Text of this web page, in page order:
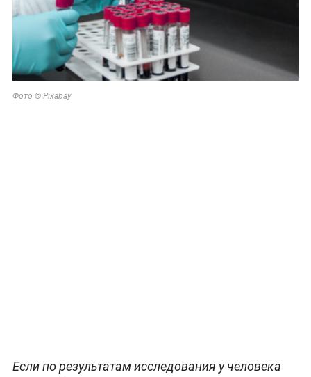
Фото © Pixabay
Если по результатам исследования у человека